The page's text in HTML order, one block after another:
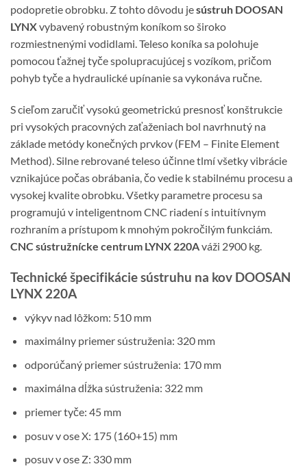
podopretie obrobku. Z tohto dôvodu jesústruh DOOSAN
LYNXvybavený robustným koníkom so široko
rozmiestnenými vodidlami. Teleso koníka sa polohuje
pomocou ťažnej tyče spolupracujúcej s vozíkom, pričom
pohyb tyče a hydraulické upínanie sa vykonáva ručne.
S cieľom zaručiť vysokú geometrickú presnosť konštrukcie
pri vysokých pracovných zaťaženiach bol navrhnutý na
základe metódy konečných prvkov (FEM – Finite Element
Method). Silne rebrované teleso účinne tlmí všetky vibrácie
vznikajúce počas obrábania, čo vedie k stabilnému procesu a
vysokej kvalite obrobku. Všetky parametre procesu sa
programujú v inteligentnom CNC riadení s intuitívnym
rozhraním a prístupom k mnohým pokročilým funkciám.
CNC sústružnícke centrum LYNX 220Aváži 2900 kg.
Technické špecifikácie sústruhu na kov DOOSAN
LYNX 220A
výkyv nad lôžkom: 510 mm
maximálny priemer sústruženia: 320 mm
odporúčaný priemer sústruženia: 170 mm
maximálna dĺžka sústruženia: 322 mm
priemer tyče: 45 mm
posuv v ose X: 175 (160+15) mm
posuv v ose Z: 330 mm